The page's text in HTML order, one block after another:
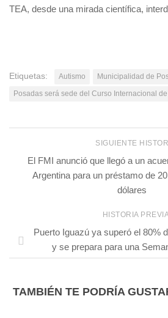
TEA, desde una mirada científica,
Etiquetas: Autismo Municipalidad de
Posadas será sede del Curso Internacional
SIGUIENTE
El FMI anunció que llegó a un
Argentina para un préstamo de
dólares
HISTORIA
Puerto Iguazú ya superó el 80%
y se prepara para una
TAMBIÉN TE PODRÍA